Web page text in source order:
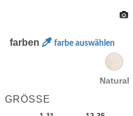
farben farbe auswählen
Natural
GRÖSSE